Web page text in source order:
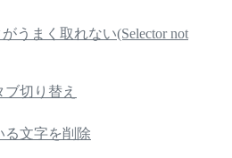
うまく取れない(Selector not
切り替え
る文字を削除